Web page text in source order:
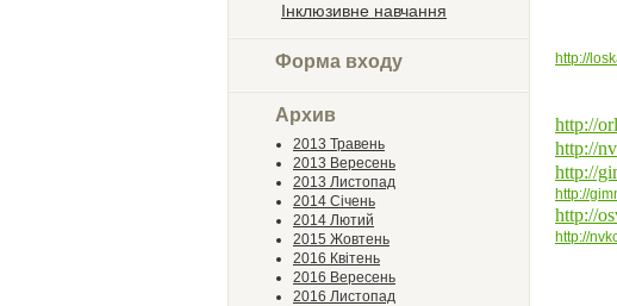
Інклюзивне навчання
Форма входу
Архив
2013 Травень
2013 Вересень
2013 Листопад
2014 Січень
2014 Лютий
2015 Жовтень
2016 Квітень
2016 Вересень
2016 Листопад
http://
http://
http://
http://
http://
http://
http://